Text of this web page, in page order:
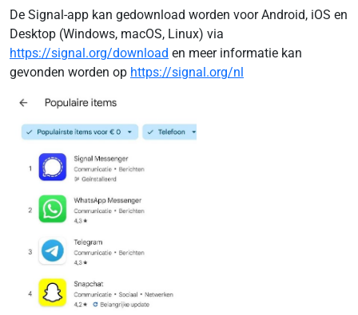
De Signal-app kan gedownload worden voor Android, iOS en
Desktop (Windows, macOS, Linux) via
https://signal.org/download en meer informatie kan
gevonden worden op https://signal.org/nl